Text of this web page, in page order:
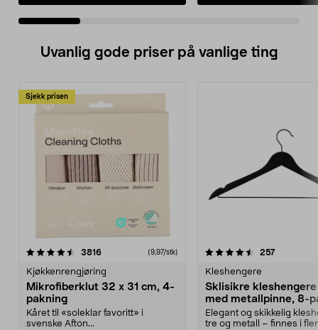
Uvanlig gode priser på vanlige ting
Sjekk prisen
3816anmeldelser(9,97/stk)
Kjøkkenrengjøring
Mikrofiberklut 32 x 31 cm, 4-
pakning
Kåret til «soleklar favoritt» i
svenske Afton...
4.5av 5 stjerner 257
Kleshengere
Sklisikre
med metallpinne, 8-
Elegant og skikkelig
tre og metall – finnes i
4.5av 5 stjerner